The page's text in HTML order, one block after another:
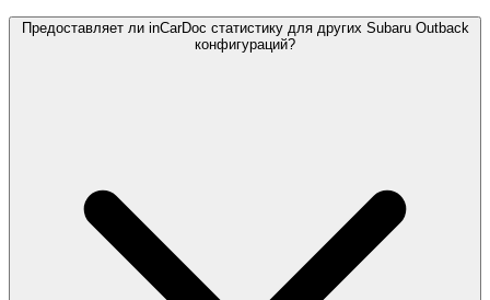
Предоставляет ли inCarDoc статистику для других Subaru Outback
конфигураций?